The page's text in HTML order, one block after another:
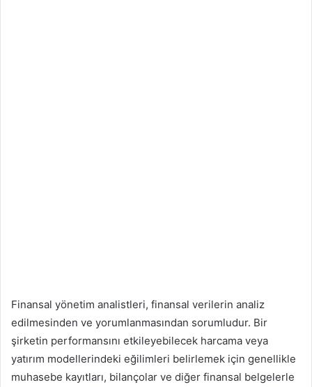
Finansal yönetim analistleri, finansal verilerin analiz
edilmesinden ve yorumlanmasından sorumludur. Bir
şirketin performansını etkileyebilecek harcama veya
yatırım modellerindeki eğilimleri belirlemek için genellikle
muhasebe kayıtları, bilançolar ve diğer finansal belgelerle